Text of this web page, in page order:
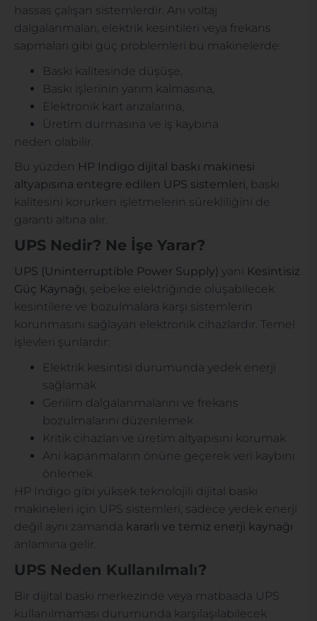
hassas çalışan sistemlerdir. Ani voltaj
dalgalanmaları, elektrik kesintileri veya frekans
sapmaları gibi güç problemleri bu makinelerde:
Baskı kalitesinde düşüşe,
Baskı işlerinin yarım kalmasına,
Elektronik kart arızalarına,
Üretim durmasına ve iş kaybına
neden olabilir.
Bu yüzden HP Indigo dijital baskı makinesi
altyapısına entegre edilen UPS sistemleri, baskı
kalitesini korurken işletmelerin sürekliliğini de
garanti altına alır.
UPS Nedir? Ne İşe Yarar?
UPS (Uninterruptible Power Supply) yani
Kesintisiz
Güç Kaynağı, şebeke elektriğinde oluşabilecek
kesintilere ve bozulmalara karşı sistemlerin
korunmasını sağlayan elektronik cihazlardır. Temel
işlevleri şunlardır:
Elektrik kesintisi durumunda yedek enerji
sağlamak
Gerilim dalgalanmalarını ve frekans
bozulmalarını düzenlemek
Kritik cihazları ve üretim altyapısını korumak
Ani kapanmaların önüne geçerek veri kaybını
önlemek
HP Indigo gibi yüksek teknolojili dijital baskı
makineleri için UPS sistemleri, sadece yedek enerji
değil aynı zamanda kararlı ve temiz enerji kaynağı
anlamına gelir.
UPS Neden Kullanılmalı?
Bir dijital baskı merkezinde veya matbaada UPS
kullanılmaması durumunda karşılaşılabilecek